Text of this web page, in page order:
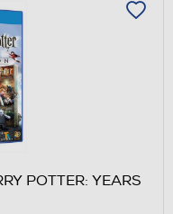
POTTER: YEARS